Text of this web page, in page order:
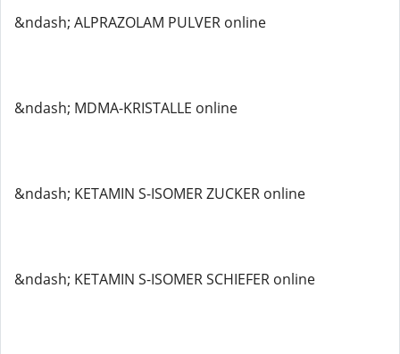
&ndash; ALPRAZOLAM PULVER online
&ndash; MDMA-KRISTALLE online
&ndash; KETAMIN S-ISOMER ZUCKER online
&ndash; KETAMIN S-ISOMER SCHIEFER online